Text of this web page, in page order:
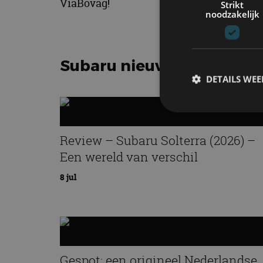
ViaBovag!
Subaru nieuws
Review – Subaru Solterra (2026) –
Een wereld van verschil
8 jul
Strikt
noodzakelijk
DETAILS
Strikt
accountbeheer. De